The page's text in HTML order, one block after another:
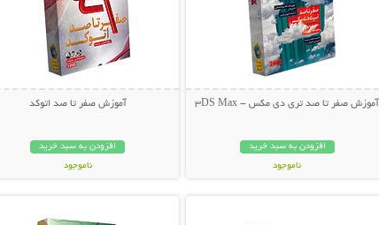
آموزش صفر تا صد تری دی مکس - 3DS Max
افزودن به سبد خرید
ناموجود
آموزش صفر تا صد اتوکد
افزودن به سبد خرید
ناموجود